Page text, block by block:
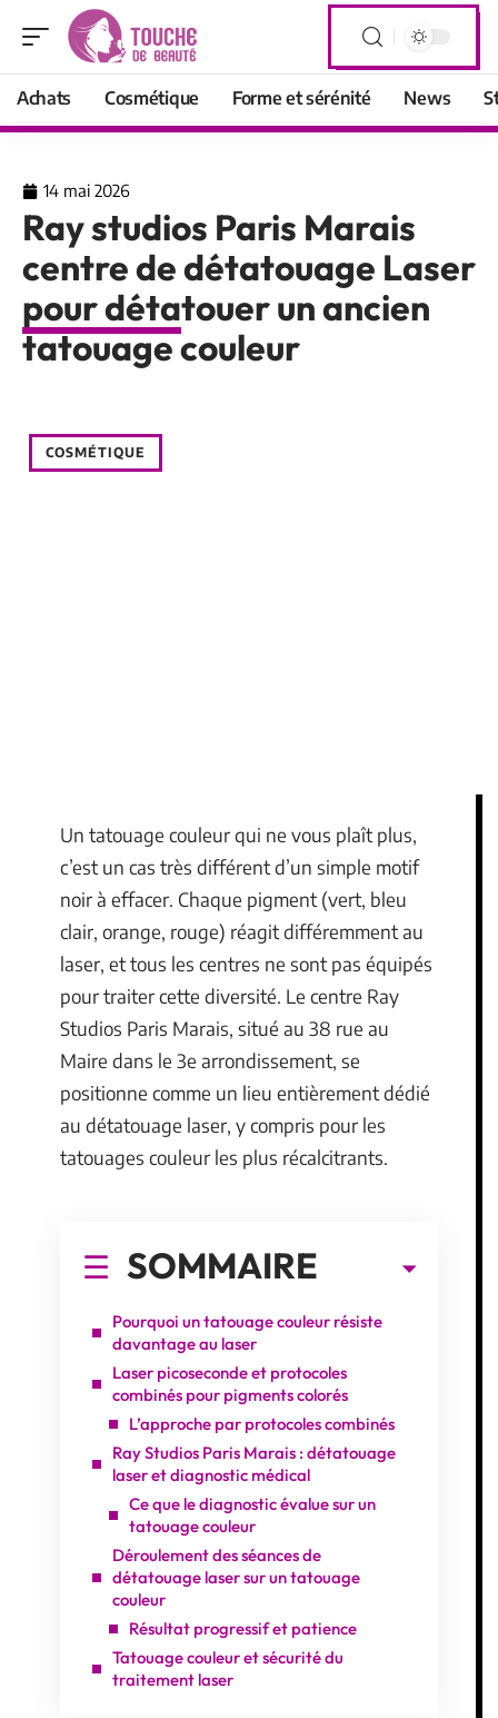
Achats Cosmétique Forme et sérénité News
14 mai 2026
Ray studios Paris Marais
centre de détatouage Laser
pour détatouer un ancien
tatouage couleur
COSMÉTIQUE
Un tatouage couleur qui ne vous plaît plus,
c’est un cas très différent d’un simple motif
noir à effacer. Chaque pigment (vert, bleu
clair, orange, rouge) réagit différemment au
laser, et tous les centres ne sont pas équipés
pour traiter cette diversité. Le centre Ray
Studios Paris Marais, situé au 38 rue au
Maire dans le 3e arrondissement, se
positionne comme un lieu entièrement dédié
au détatouage laser, y compris pour les
tatouages couleur les plus récalcitrants.
SOMMAIRE
Pourquoi un tatouage couleur résiste
davantage au laser
Laser picoseconde et protocoles
combinés pour pigments colorés
L’approche par protocoles combinés
Ray Studios Paris Marais : détatouage
laser et diagnostic médical
Ce que le diagnostic évalue sur un
tatouage couleur
Déroulement des séances de
détatouage laser sur un tatouage
couleur
Résultat progressif et patience
Tatouage couleur et sécurité du
traitement laser